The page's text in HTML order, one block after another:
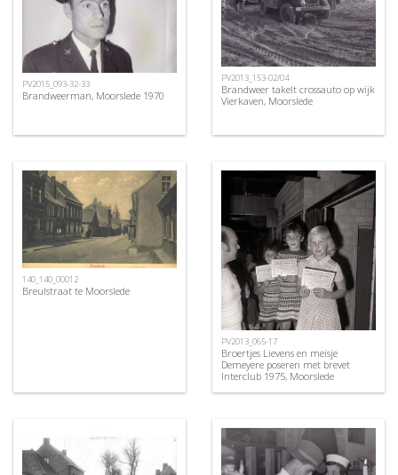
PV2015_093-32-33
Brandweerman, Moorslede 1970
PV2013_153-02/04
Brandweer takelt crossauto op wijk
Vierkaven, Moorslede
140_140_00012
Breulstraat te Moorslede
PV2013_065-17
Broertjes Lievens en meisje
Demeyere poseren met brevet
Interclub 1975, Moorslede